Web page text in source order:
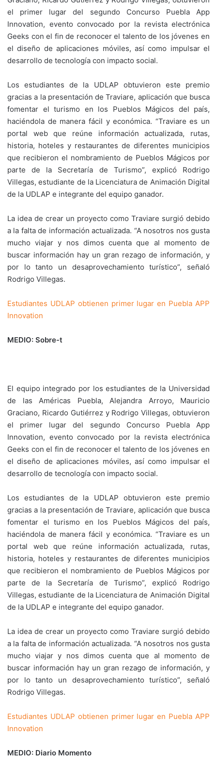
el primer lugar del segundo Concurso Puebla App
Innovation, evento convocado por la revista electrónica
Geeks con el fin de reconocer el talento de los jóvenes en
el diseño de aplicaciones móviles, así como impulsar el
desarrollo de tecnología con impacto social.
Los estudiantes de la UDLAP obtuvieron este premio
gracias a la presentación de Traviare, aplicación que busca
fomentar el turismo en los Pueblos Mágicos del país,
haciéndola de manera fácil y económica. “Traviare es un
portal web que reúne información actualizada, rutas,
historia, hoteles y restaurantes de diferentes municipios
que recibieron el nombramiento de Pueblos Mágicos por
parte de la Secretaría de Turismo”, explicó Rodrigo
Villegas, estudiante de la Licenciatura de Animación Digital
de la UDLAP e integrante del equipo ganador.
La idea de crear un proyecto como Traviare surgió debido
a la falta de información actualizada. “A nosotros nos gusta
mucho viajar y nos dimos cuenta que al momento de
buscar información hay un gran rezago de información, y
por lo tanto un desaprovechamiento turístico”, señaló
Rodrigo Villegas.
Estudiantes UDLAP obtienen primer lugar en Puebla APP
Innovation
MEDIO: Sobre-t
El equipo integrado por los estudiantes de la Universidad
de las Américas Puebla, Alejandra Arroyo, Mauricio
Graciano, Ricardo Gutiérrez y Rodrigo Villegas, obtuvieron
el primer lugar del segundo Concurso Puebla App
Innovation, evento convocado por la revista electrónica
Geeks con el fin de reconocer el talento de los jóvenes en
el diseño de aplicaciones móviles, así como impulsar el
desarrollo de tecnología con impacto social.
Los estudiantes de la UDLAP obtuvieron este premio
gracias a la presentación de Traviare, aplicación que busca
fomentar el turismo en los Pueblos Mágicos del país,
haciéndola de manera fácil y económica. “Traviare es un
portal web que reúne información actualizada, rutas,
historia, hoteles y restaurantes de diferentes municipios
que recibieron el nombramiento de Pueblos Mágicos por
parte de la Secretaría de Turismo”, explicó Rodrigo
Villegas, estudiante de la Licenciatura de Animación Digital
de la UDLAP e integrante del equipo ganador.
La idea de crear un proyecto como Traviare surgió debido
a la falta de información actualizada. “A nosotros nos gusta
mucho viajar y nos dimos cuenta que al momento de
buscar información hay un gran rezago de información, y
por lo tanto un desaprovechamiento turístico”, señaló
Rodrigo Villegas.
Estudiantes UDLAP obtienen primer lugar en Puebla APP
Innovation
MEDIO: Diario Momento